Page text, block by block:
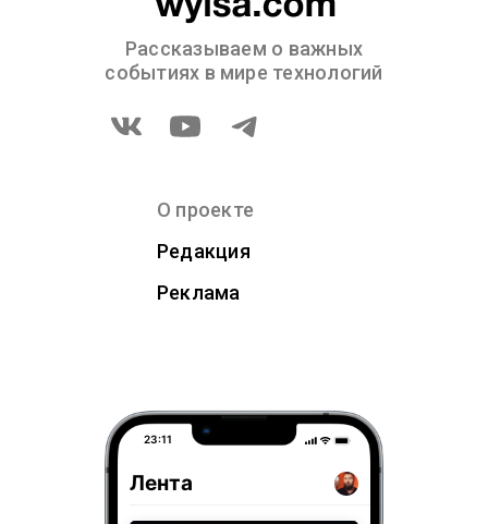
Рассказываем о важных
событиях в мире технологий
О проекте
Редакция
Реклама
23:11
Лента